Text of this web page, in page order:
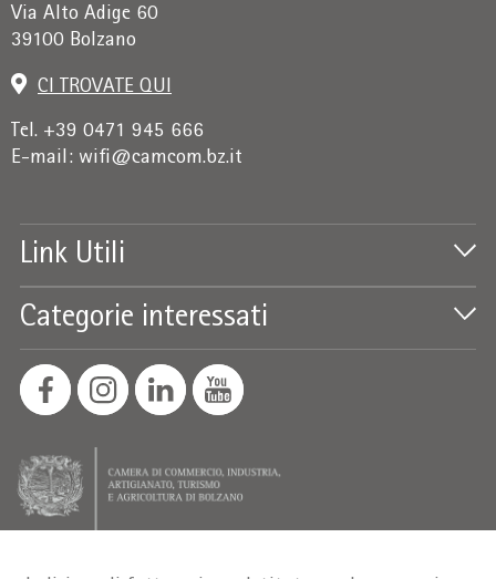
Via Alto Adige 60
39100 Bolzano
CI TROVATE QUI
Tel. +39 0471 945 666
E-mail: wifi@camcom.bz.it
Link Utili
Categorie interessati